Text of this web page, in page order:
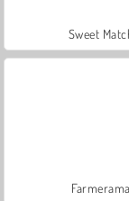
Sweet
Farmerama